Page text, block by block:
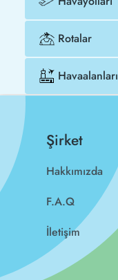
Rotalar
Havaalanları
Şirket
Hakkımızda
F.A.Q
İletişim